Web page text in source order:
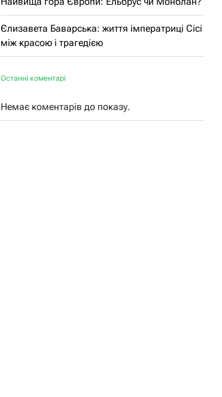
Єлизавета Баварська: життя імператриці Сісі
між красою і трагедією
Останні коментарі
Немає коментарів до показу.